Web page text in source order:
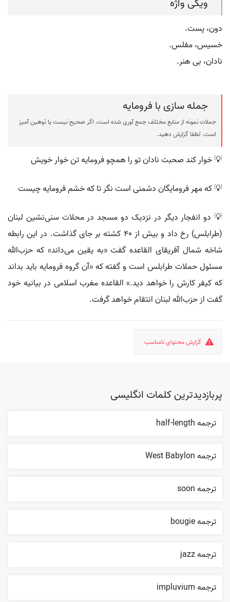
ویکی واژه
دون، پست.
خسیس، مفلس.
نادان، بی هنر.
جمله سازی با فرومایه
جملات نمونه از منابع مختلف جمع آوری شده است، اگر صحیح نیست یا توهین آمیز
است، لطفا گزارش دهید.
💡 خوار کند صحبت نادان تو را همچو فرومایه تن خوار خویش
💡 که مهر فرومایگان دشمنی است نگر تا که خشم فرومایه چیست
💡 دو انفجار دیگر در نزدیک دو مسجد در محلات سنی‌نشین لبنان
(طرابلس) رخ داد و بیش از ۴۰ کشته بر جای گذاشت. در این رابطه
شاخه شمال آفریقای القاعده گفت «به یقین می‌داند» که حزب‌الله
مسئول حملات طرابلس است و گفته که «آن گروه فرومایه باید بداند
که کیفر کارش را خواهد دید.» القاعده مغرب اسلامی در بیانیه خود
گفت از حزب‌الله لبنان انتقام خواهد گرفت.
گزارش محتوای نامناسب
پربازدیدترین کلمات انگلیسی
ترجمه half-length
ترجمه West Babylon
ترجمه soon
ترجمه bougie
ترجمه jazz
ترجمه impluvium